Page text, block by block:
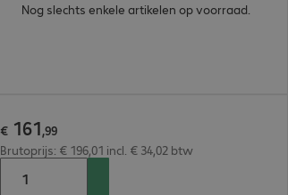
Nog slechts enkele artikelen op voorraad.
€ 161,99
Brutoprijs: € 196,01 incl. € 34,02 btw